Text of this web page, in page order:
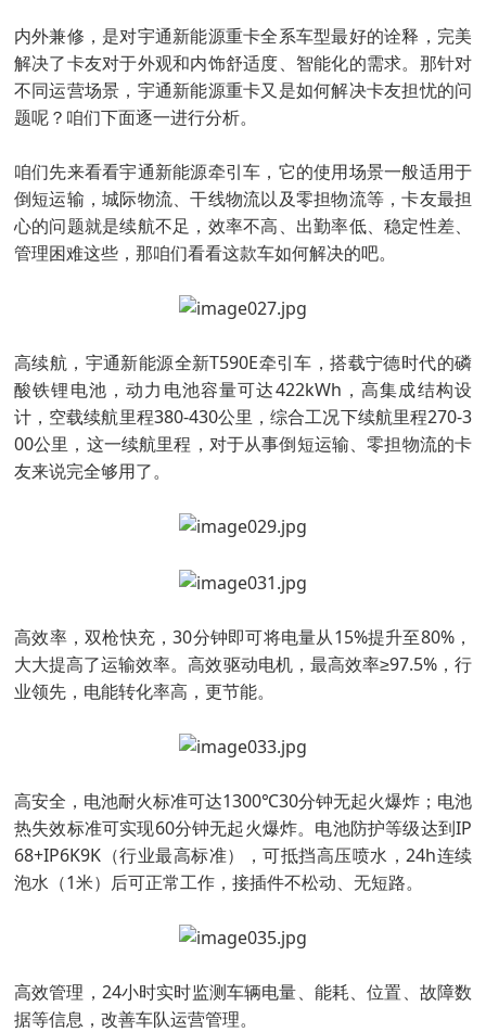
内外兼修，是对宇通新能源重卡全系车型最好的诠释，完美
解决了卡友对于外观和内饰舒适度、智能化的需求。那针对
不同运营场景，宇通新能源重卡又是如何解决卡友担忧的问
题呢？咱们下面逐一进行分析。
咱们先来看看宇通新能源牵引车，它的使用场景一般适用于
倒短运输，城际物流、干线物流以及零担物流等，卡友最担
心的问题就是续航不足，效率不高、出勤率低、稳定性差、
管理困难这些，那咱们看看这款车如何解决的吧。
高续航，宇通新能源全新T590E牵引车，搭载宁德时代的磷
酸铁锂电池，动力电池容量可达422kWh，高集成结构设
计，空载续航里程380-430公里，综合工况下续航里程270-3
00公里，这一续航里程，对于从事倒短运输、零担物流的卡
友来说完全够用了。
高效率，双枪快充，30分钟即可将电量从15%提升至80%，
大大提高了运输效率。高效驱动电机，最高效率≥97.5%，行
业领先，电能转化率高，更节能。
高安全，电池耐火标准可达1300℃30分钟无起火爆炸；电池
热失效标准可实现60分钟无起火爆炸。电池防护等级达到IP
68+IP6K9K（行业最高标准），可抵挡高压喷水，24h连续
泡水（1米）后可正常工作，接插件不松动、无短路。
高效管理，24小时实时监测车辆电量、能耗、位置、故障数
据等信息，改善车队运营管理。